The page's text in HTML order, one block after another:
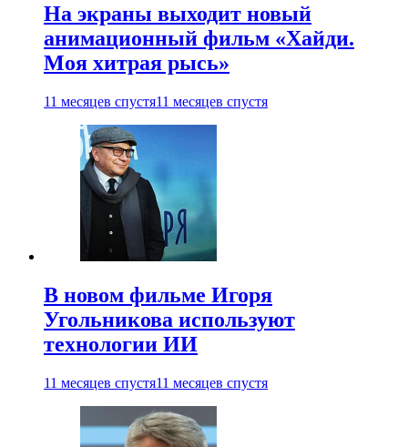
На экраны выходит новый
анимационный фильм «Хайди.
Моя хитрая рысь»
11 месяцев спустя11 месяцев спустя
В новом фильме Игоря
Угольникова используют
технологии ИИ
11 месяцев спустя11 месяцев спустя